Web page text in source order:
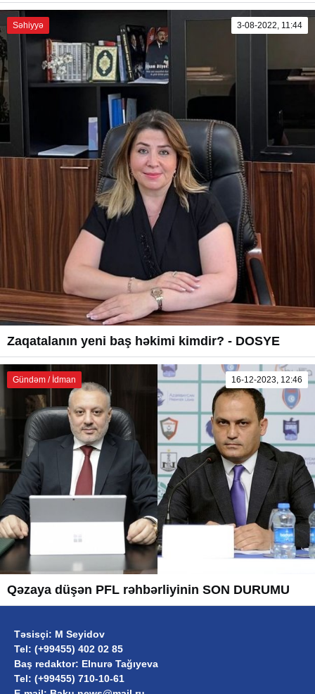
Səhiyyə 3-08-2022, 11:44
Zaqatalanın yeni baş həkimi kimdir? - DOSYE
Gündəm / İdman 16-12-2023, 12:46
Qəzaya düşən PFL rəhbərliyinin SON DURUMU
Təsisçi: M Seyidov
Tel: (+99455) 402 02 85
Baş redaktor: Elnurə Tağıyeva
Tel: (+99455) 710-10-61